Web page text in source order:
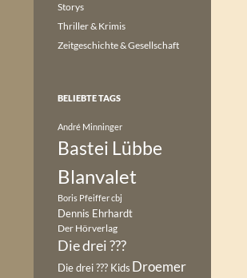
Storys
Thriller & Krimis
Zeitgeschichte & Gesellschaft
BELIEBTE TAGS
André Minninger
Bastei Lübbe
Blanvalet
Boris Pfeiffercbj
Dennis Ehrhardt
Der Hörverlag
Die drei ???
Die drei ??? Kids Droemer